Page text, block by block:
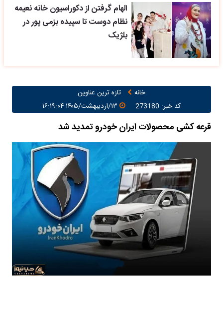
الهام گرفتن از دکوراسیون خانه نعیمه
نظام دوست تا سپیده بزمی پور در
بلژیک
خانه
تازه ترین عناوین
کد خبر: 273180
قرعه کشی محصولات ایران خودرو تمدید شد